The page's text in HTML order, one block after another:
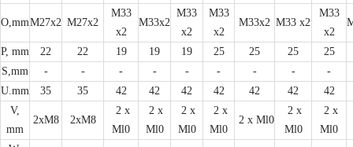
O,mmM27x2 M27x2
M33
x2
M33x2
M33
x2
M33
x2
M33x2 M33 x2
M33
x2
P, mm 22 22 19 19 19 25 25 25
25
S,mm
- - - - - - - -
-
U.mm
35 35 42 42 42 42 42 42
42
V,
mm
2xM8 2xM8
2 x
Ml0
2 x
Ml0
2 x
Ml0
2 x
Ml0
2 x Ml0
2 x
Ml0
2 x
Ml0